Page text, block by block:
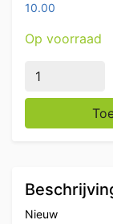
10.00
Op voorraad
HCB RVS
Nieuw